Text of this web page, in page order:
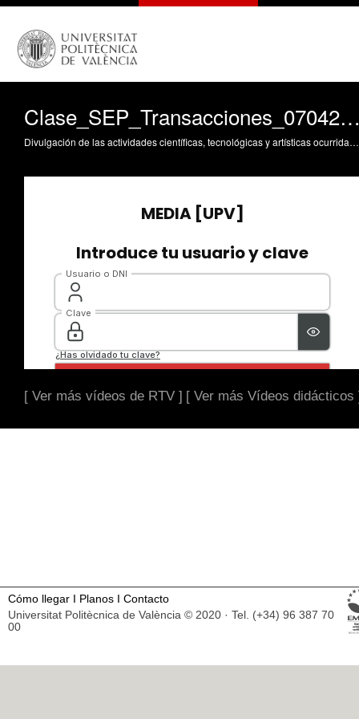
Divulgación de las actividades científicas, tecnológicas y artísticas ocurridas en los tres campus de la UPV
[ Ver más vídeos de RTV ] [ Ver más Vídeos didácticos
Cómo llegar I Planos I Contacto
Universitat Politècnica de València © 2020 · Tel. (+34) 96 387 70
00